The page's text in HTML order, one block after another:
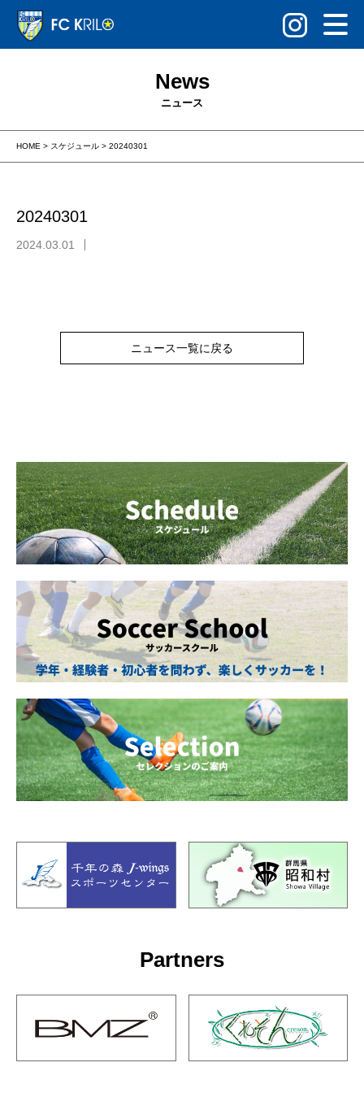
News
ニュース
HOME > スケジュール > 20240301
20240301
2024.03.01
ニュース一覧に戻る
Partners